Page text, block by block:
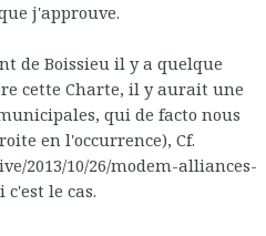
j'approuve.
de Boissieu il y a quelque
cette Charte, il y aurait une
qui de facto nous
en l'occurrence), Cf.
2013/10/26/modem-alliances-
le cas.